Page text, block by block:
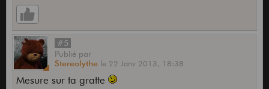
#5
Publié par
Stereolythe le 22 Janv 2013, 18:38
Mesure sur ta gratte